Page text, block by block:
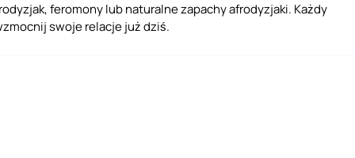
feromony lub naturalne zapachy afrodyzjaki. Każdy
swoje relacje już dziś.